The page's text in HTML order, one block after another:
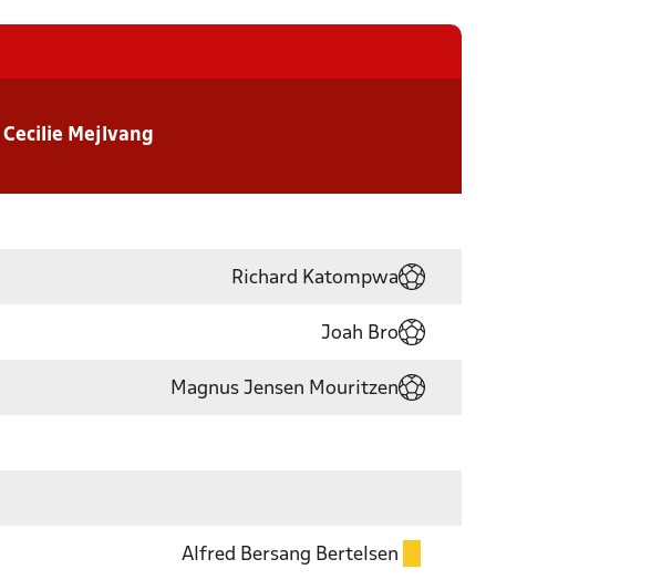
Cecilie Mejlvang
Richard Katompwa
Joah Bro
Magnus Jensen Mouritzen
Alfred Bersang Bertelsen